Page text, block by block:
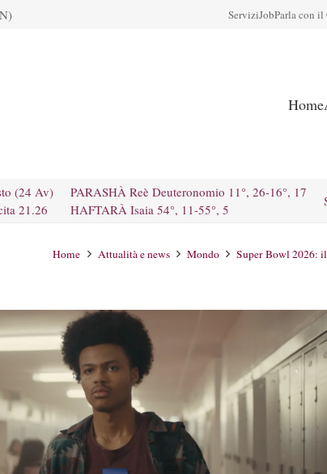
ServiziJobParla con
Home
(24 Av)
21.26
PARASHÀ Reè Deuteronomio 11°, 26-16°, 17
HAFTARÀ Isaia 54°, 11-55°, 5
Home Attualità e news Mondo Super Bowl 2026: